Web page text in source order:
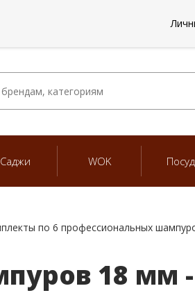
Саджи WOK
по 6 профессиональных
18 мм